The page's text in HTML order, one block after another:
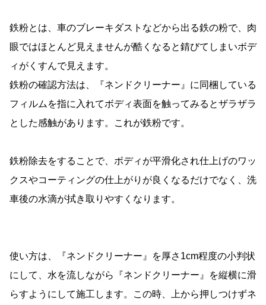
鉄粉とは、車のブレーキダストなどから出る鉄の粉で、肉
眼ではほとんど見えませんが酷くなると錆びてしまいボデ
ィがくすんで見えます。
鉄粉の確認方法は、『ネンドクリーナー』に同梱している
フィルムを指に入れてボディ表面を触ってみるとザラザラ
とした感触があります。これが鉄粉です。
鉄粉除去をすることで、ボディが平滑化され仕上げのワッ
クスやコーティングの仕上がりが良くなるだけでなく、洗
車後の水滴が拭き取りやすくなります。
使い方は、『ネンドクリーナー』を厚さ1cm程度の小判状
にして、水を流しながら『ネンドクリーナー』を縦横に滑
らすようにして施工します。この時、上から押しつけずネ